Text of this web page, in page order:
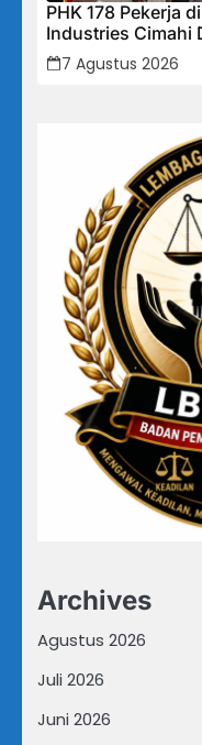
PHK 178 Pekerja
Industries Cimahi
Klaim Rugi,
Tunjukkan
7 Agustus 2026
Archives
Agustus 2026
Juli 2026
Juni 2026